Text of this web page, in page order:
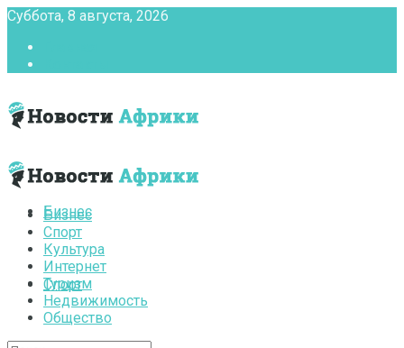
Суббота, 8 августа, 2026
Бизнес
Спорт
Бизнес
Спорт
Культура
Интернет
Туризм
Недвижимость
Общество